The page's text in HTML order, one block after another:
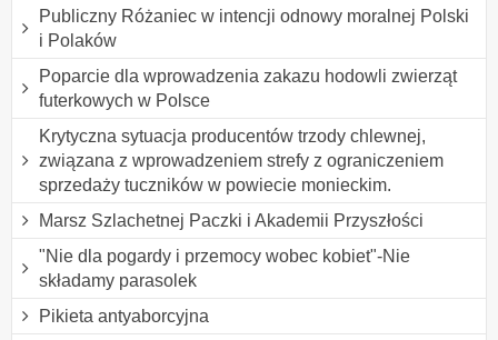
Publiczny Różaniec w intencji odnowy moralnej Polski
i Polaków
Poparcie dla wprowadzenia zakazu hodowli zwierząt
futerkowych w Polsce
Krytyczna sytuacja producentów trzody chlewnej,
związana z wprowadzeniem strefy z ograniczeniem
sprzedaży tuczników w powiecie monieckim.
Marsz Szlachetnej Paczki i Akademii Przyszłości
"Nie dla pogardy i przemocy wobec kobiet"-Nie
składamy parasolek
Pikieta antyaborcyjna